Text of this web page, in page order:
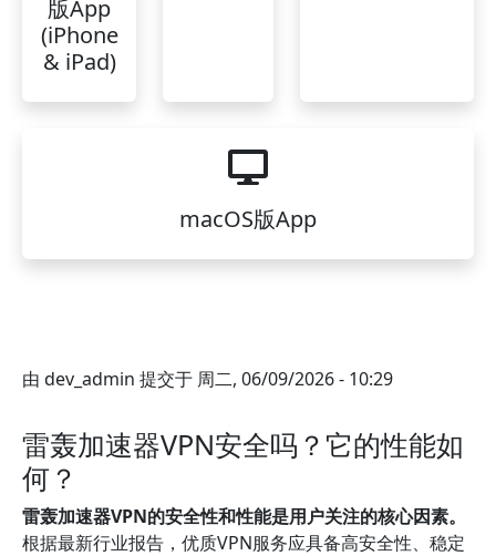
版App
(iPhone
& iPad)
macOS版App
由 dev_admin 提交于 周二, 06/09/2026 - 10:29
雷轰加速器VPN安全吗？它的性能如
何？
雷轰加速器VPN的安全性和性能是用户关注的核心因素。
根据最新行业报告，优质VPN服务应具备高安全性、稳定